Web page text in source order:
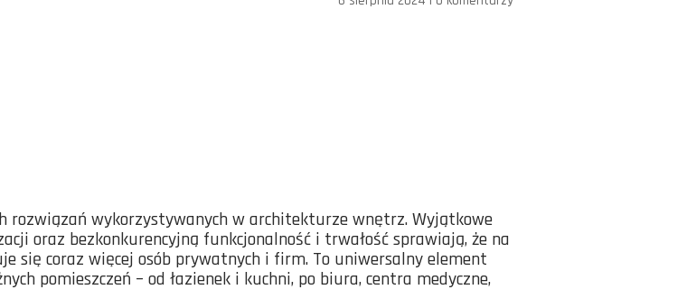
rozwiązań wykorzystywanych w architekturze wnętrz. Wyjątkowe
oraz bezkonkurencyjną funkcjonalność i trwałość sprawiają, że na
się coraz więcej osób prywatnych i firm. To uniwersalny element
pomieszczeń – od łazienek i kuchni, po biura, centra medyczne,